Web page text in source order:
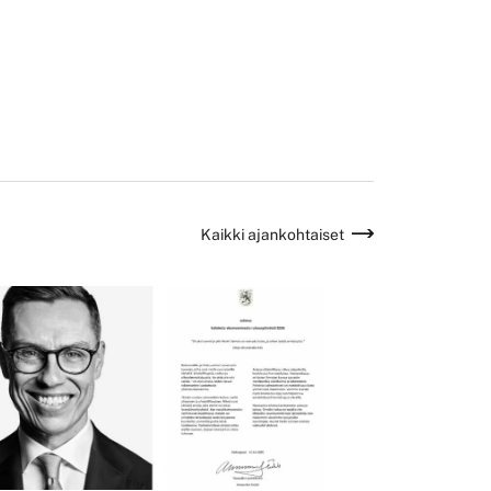
Kaikki ajankohtaiset